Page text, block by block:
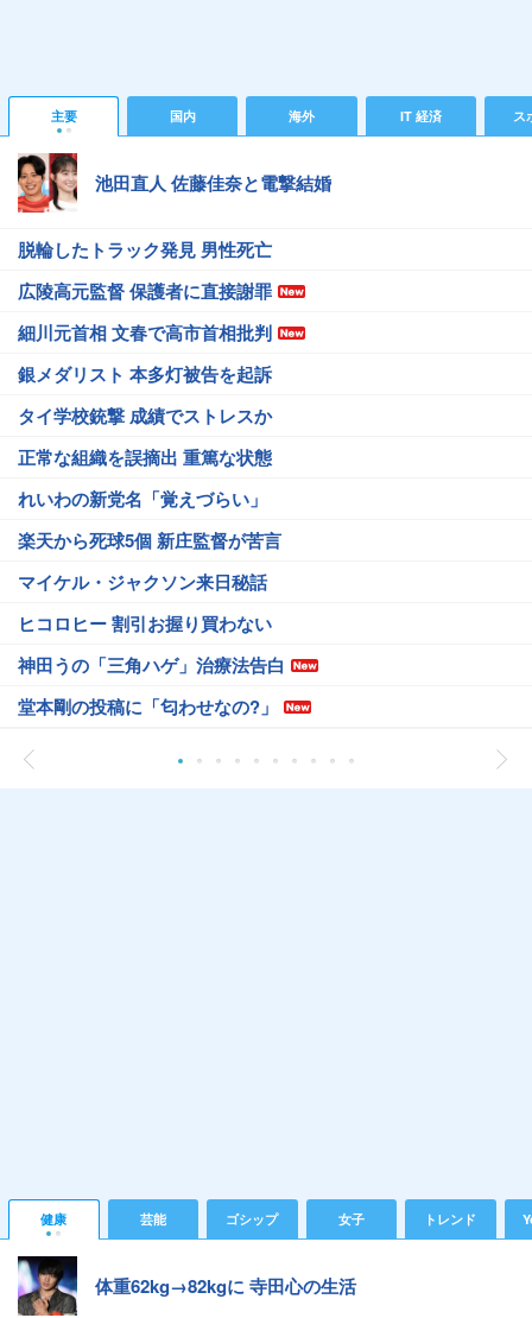
主要 国内 海外 IT 経済 ス
池田直人 佐藤佳奈と電撃結婚
脱輪したトラック発見 男性死亡
広陵高元監督 保護者に直接謝罪
細川元首相 文春で高市首相批判
銀メダリスト 本多灯被告を起訴
タイ学校銃撃 成績でストレスか
正常な組織を誤摘出 重篤な状態
れいわの新党名「覚えづらい」
楽天から死球5個 新庄監督が苦言
マイケル・ジャクソン来日秘話
ヒコロヒー 割引お握り買わない
神田うの「三角ハゲ」治療法告白
堂本剛の投稿に「匂わせなの?」
健康 芸能 ゴシップ 女子 トレンド
体重62kg→82kgに 寺田心の生活